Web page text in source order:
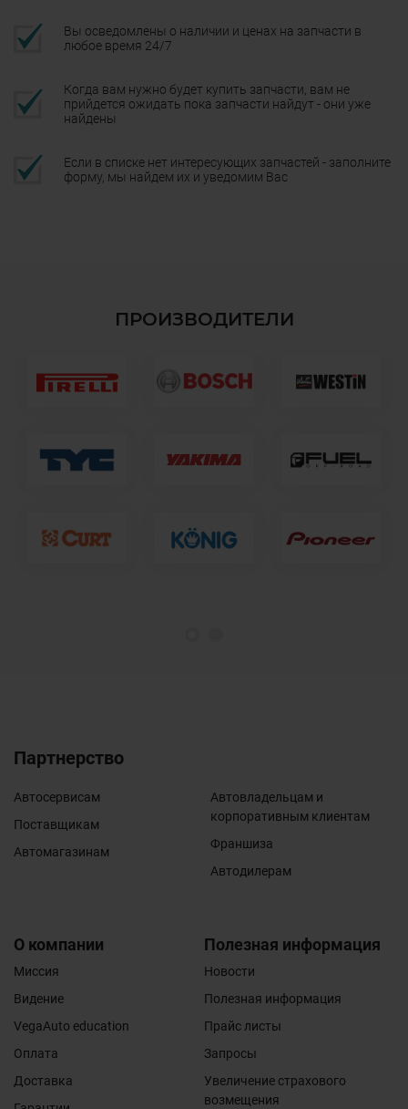
Вы осведомлены о наличии и ценах на запчасти в
любое время 24/7
Когда вам нужно будет купить запчасти, вам не
прийдется ожидать пока запчасти найдут - они уже
найдены
Если в списке нет интересующих запчастей - заполните
форму, мы найдем их и уведомим Вас
ПРОИЗВОДИТЕЛИ
Партнерство
Автосервисам
Поставщикам
Автомагазинам
Автовладельцам и
корпоративным клиентам
Франшиза
Автодилерам
О компании
Миссия
Видение
VegaAuto education
Оплата
Доставка
Полезная информация
Новости
Полезная информация
Прайс листы
Запросы
Увеличение страхового
возмещения